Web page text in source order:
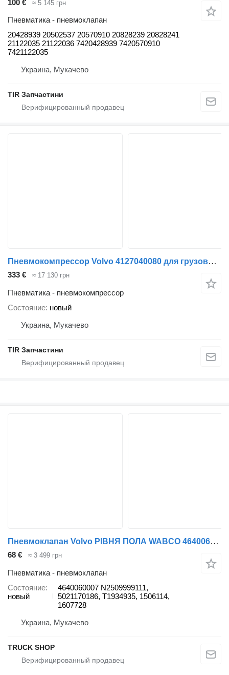
100 € ≈ 5 145 грн
Пневматика - пневмоклапан
20428939 20502537 20570910 20828239 20828241
21122035 21122036 7420428939 7420570910
7421122035
Украина, Мукачево
TIR Запчастини
Пневмокомпрессор Volvo 4127040080 для грузовика Volvo
333 € ≈ 17 130 грн
Пневматика - пневмокомпрессор
Состояние новый
Украина, Мукачево
TIR Запчастини
Пневмоклапан Volvo РІВНЯ ПОЛА WABCO 4640060007 для грузовика Volvo FH12, MAN, RVI, SCANIA, DAF
68 € ≈ 3 499 грн
Пневматика - пневмоклапан
Состояние
новый
4640060007 N2509999111,
5021170186, T1934935, 1506114,
1607728
Украина, Мукачево
TRUCK SHOP